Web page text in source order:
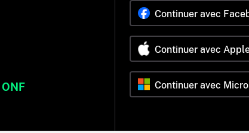
ONF
Continuer avec
Continuer avec
Continuer avec